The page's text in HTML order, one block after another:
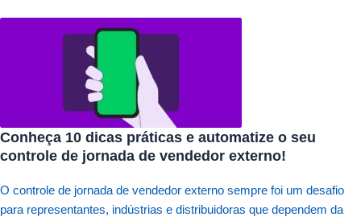
Conheça 10 dicas práticas e automatize o seu
controle de jornada de vendedor externo!
O controle de jornada de vendedor externo sempre foi um desafio
para representantes, indústrias e distribuidoras que dependem da